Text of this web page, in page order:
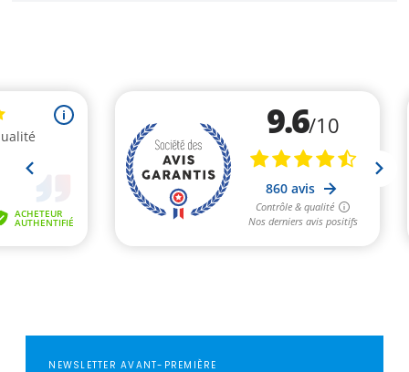
NEWSLETTER AVANT-PREMIÈRE